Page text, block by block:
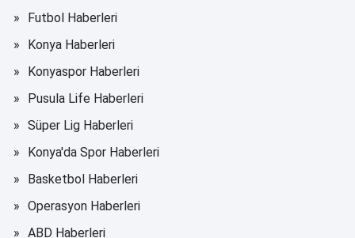
Futbol Haberleri
Konya Haberleri
Konyaspor Haberleri
Pusula Life Haberleri
Süper Lig Haberleri
Konya'da Spor Haberleri
Basketbol Haberleri
Operasyon Haberleri
ABD Haberleri